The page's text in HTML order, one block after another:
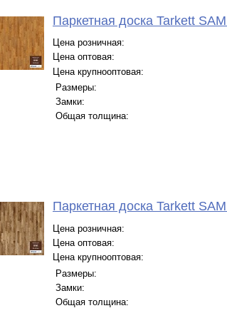
Паркетная доска Tarkett
Цена розничная:
Цена оптовая:
Цена крупнооптовая:
Размеры:
Замки:
Общая толщина:
Паркетная доска Tarkett
Цена розничная:
Цена оптовая:
Цена крупнооптовая:
Размеры:
Замки:
Общая толщина: